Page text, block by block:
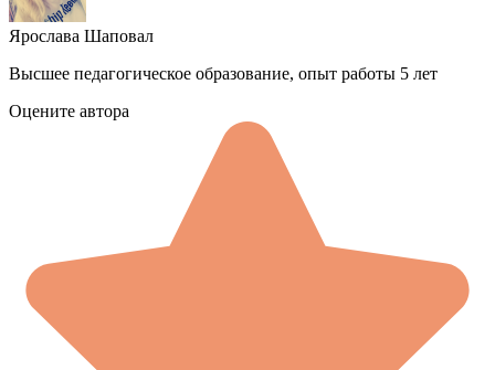
Ярослава Шаповал
Высшее педагогическое образование, опыт работы 5 лет
Оцените автора